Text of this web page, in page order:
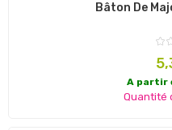
Bâton De
A partir
Quantité